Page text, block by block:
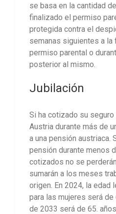
se basa en la cantidad
finalizado el permiso
protegida contra el
semanas siguientes a la
permiso parental o
posterior al mismo.
Jubilación
Si ha cotizado su
Austria durante más de
a una pensión austriaca.
pensión durante menos
cotizados no se
sumarán a los meses
origen. En 2024, la edad
para las mujeres será de
de 2033 será de 65.